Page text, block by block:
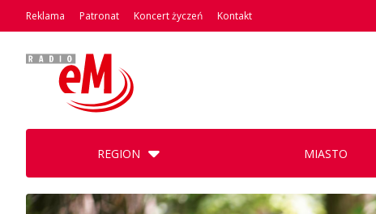
Reklama Patronat Koncert życzeń Kontakt
REGION MIASTO